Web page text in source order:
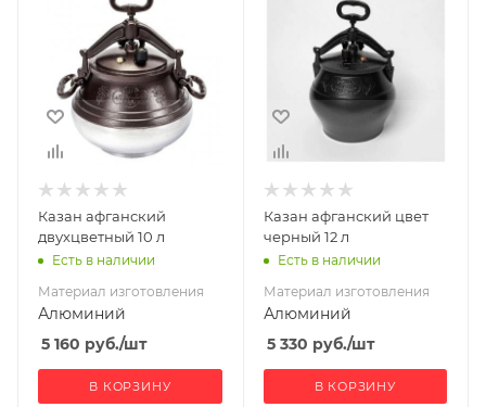
изготовления
Алюминий
Казан афганский
двухцветный 10 л
Есть в наличии
Материал изготовления
Алюминий
5 160 руб./шт
В КОРЗИНУ
изготовления
Алюминий
Казан афганский цвет
черный 12 л
Есть в наличии
Материал изготовления
Алюминий
5 330 руб./шт
В КОРЗИНУ